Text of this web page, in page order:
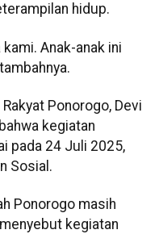
hidup.
Anak-anak ini
Ponorogo, Devi
kegiatan
pada 24 Juli 2025,
Sosial.
Ponorogo masih
kegiatan